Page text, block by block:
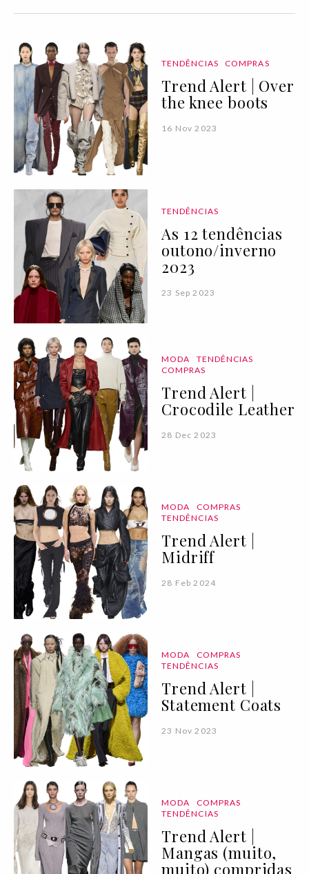
TENDÊNCIAS COMPRAS
Trend Alert | Over
the knee boots
16 Nov 2023
TENDÊNCIAS
As 12 tendências
outono/inverno
2023
23 Sep 2023
MODA
TENDÊNCIAS
COMPRAS
Trend Alert |
Crocodile Leather
28 Dec 2023
MODA
COMPRAS
TENDÊNCIAS
Trend Alert |
Midriff
28 Feb 2024
MODA
COMPRAS
TENDÊNCIAS
Trend Alert |
Statement Coats
23 Nov 2023
MODA
COMPRAS
TENDÊNCIAS
Trend Alert |
Mangas (muito,
muito) compridas